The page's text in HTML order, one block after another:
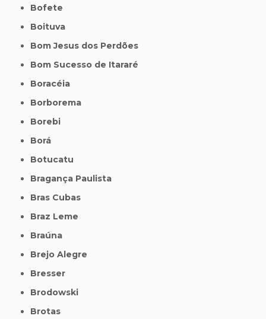
Bofete
Boituva
Bom Jesus dos Perdões
Bom Sucesso de Itararé
Boracéia
Borborema
Borebi
Borá
Botucatu
Bragança Paulista
Bras Cubas
Braz Leme
Braúna
Brejo Alegre
Bresser
Brodowski
Brotas